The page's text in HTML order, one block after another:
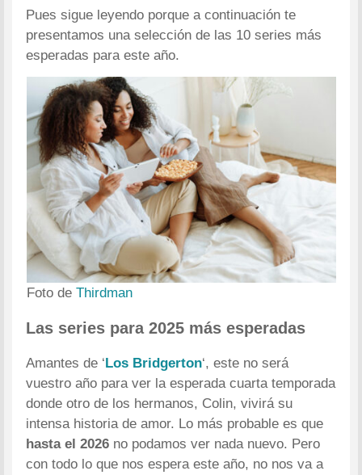
Pues sigue leyendo porque a continuación te
presentamos una selección de las 10 series más
esperadas para este año.
Foto de Thirdman
Las series para 2025 más esperadas
Amantes de ‘Los Bridgerton‘, este no será
vuestro año para ver la esperada cuarta temporada
donde otro de los hermanos, Colin, vivirá su
intensa historia de amor. Lo más probable es que
hasta el 2026 no podamos ver nada nuevo. Pero
con todo lo que nos espera este año, no nos va a